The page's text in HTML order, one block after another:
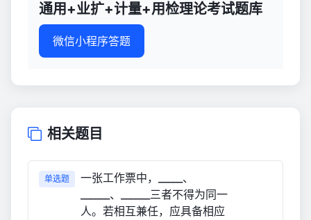
通用+业扩+计量+用检理论考试题库
微信小程序答题
相关题目
单选题
一张工作票中，_____、
______、______三者不得为同一
人。若相互兼任，应具备相应